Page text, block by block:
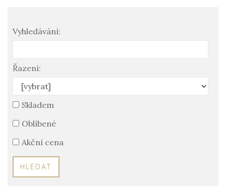
Vyhledávání:
Řazení:
Skladem
Oblíbené
Akční cena
HLEDAT